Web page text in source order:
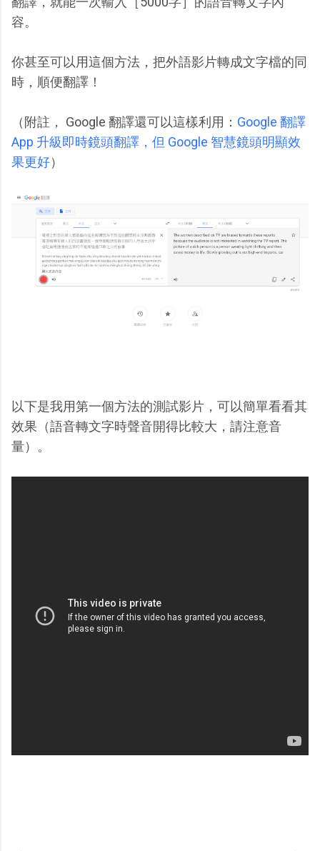
容。
你甚至可以用這個方法，把外語影片轉成文字檔的同
時，順便翻譯！
（附註， Google 翻譯還可以這樣利用： Google 翻譯
App 升級即時鏡頭翻譯，但 Google 智慧鏡頭明顯效
果更好）
以下是我用第一個方法的測試影片，可以簡單看看其
效果（語音轉文字時聲音開得比較大，請注意音
量）。